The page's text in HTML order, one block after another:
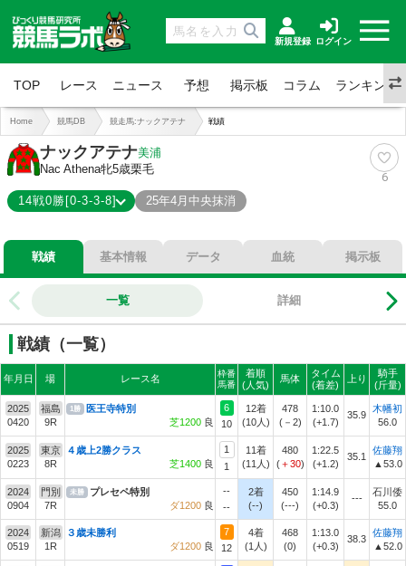
新規登録 ログイン
TOP レース ニュース 予想 掲示板 コラム ランキング
Home 競馬DB 競走馬:ナックアテナ 戦績
ナックアテナ美浦
Nac Athena牝5歳栗毛
6
14戦0勝[0-3-3-8]
25年4月中央抹消
総合成績 0-3-3-8
0%
21%
複勝 43%
戦績 基本情報 データ 血統 掲示板
一覧 詳細
戦績（一覧）
年月日 場 レース名
枠番
馬番
着順
(人気)
馬体
タイム
(着差)
上り
騎手
(斤量)
2025
0420
福島
9R
1勝
医王寺特別
芝1200 良
6
10
12着
(10人)
478
(－2)
1:10.0
(+1.7)
35.9
木幡初
56.0
2025
0223
東京
8R
４歳上2勝クラス
芝1400 良
1
1
11着
(11人)
480
(＋30)
1:22.5
(+1.2)
35.1
佐藤翔
▲53.0
2024
0904
門別
7R
未勝
プレセペ特別
ダ1200 良
--
--
2着
(--)
450
(---)
1:14.9
(+0.3)
---
石川倭
55.0
2024
0519
新潟
1R
３歳未勝利
ダ1200 良
7
12
4着
(1人)
468
(0)
1:13.0
(+0.3)
38.3
佐藤翔
▲52.0